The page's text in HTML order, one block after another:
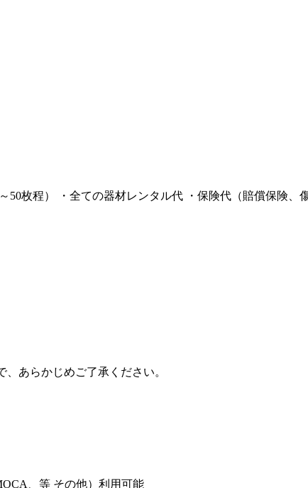
50枚程） ・全ての器材レンタル代 ・保険代（賠償保険、
あらかじめご了承ください。
、等 その他）利用可能